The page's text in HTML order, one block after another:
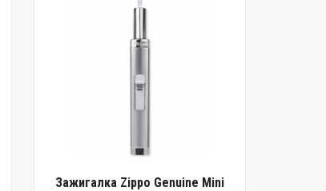
Зажигалка Zippo Genuine Mini